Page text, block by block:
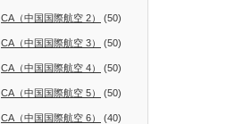
CA（中国国際航空 2） (50)
CA（中国国際航空 3） (50)
CA（中国国際航空 4） (50)
CA（中国国際航空 5） (50)
CA（中国国際航空 6） (40)